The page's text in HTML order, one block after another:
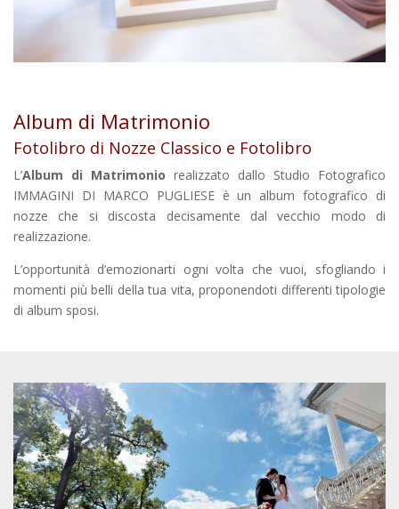
Album di Matrimonio
Fotolibro di Nozze Classico e Fotolibro
L’Album di Matrimonio realizzato dallo Studio Fotografico
IMMAGINI DI MARCO PUGLIESE è un album fotografico di
nozze che si discosta decisamente dal vecchio modo di
realizzazione.
L’opportunità d’emozionarti ogni volta che vuoi, sfogliando i
momenti più belli della tua vita, proponendoti differenti tipologie
di album sposi.